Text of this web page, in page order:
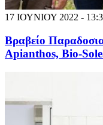
17 ΙΟΥΝΙΟΥ 2022 -
Βραβείο
Apianthos, Bio-